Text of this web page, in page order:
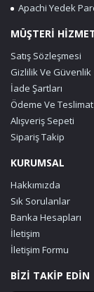
Apachi Yedek
MÜŞTERİ
Satış Sözleşmesi
Gizlilik Ve Güvenlik
İade Şartları
Ödeme Ve Teslimat
Alışveriş Sepeti
Sipariş Takip
KURUMSAL
Hakkımızda
Sık Sorulanlar
Banka Hesapları
İletişim
İletişim Formu
BİZİ TAKİP EDİN